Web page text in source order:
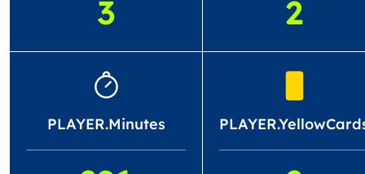
3 2
PLAYER.Minutes